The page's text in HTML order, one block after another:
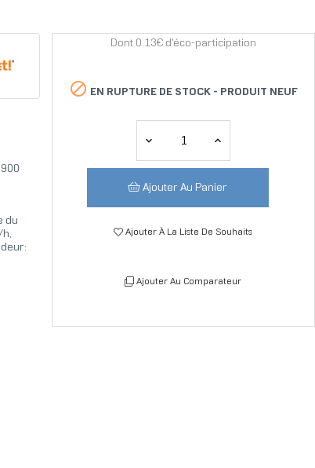
du
h,
Dont 0.13€ d'éco-participation
 EN RUPTURE DE STOCK - PRODUIT NEUF
Ajouter Au Panier
Ajouter À La Liste De Souhaits
Ajouter Au Comparateur